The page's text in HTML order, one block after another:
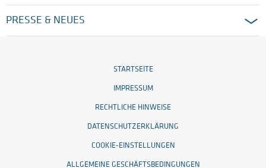
PRESSE & NEUES
STARTSEITE
IMPRESSUM
RECHTLICHE HINWEISE
DATENSCHUTZERKLÄRUNG
COOKIE-EINSTELLUNGEN
ALLGEMEINE GESCHÄFTSBEDINGUNGEN